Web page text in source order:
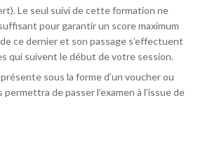
Le seul suivi de cette formation ne
pour garantir un score maximum
ce dernier et son passage s’effectuent
qui suivent le début de votre session.
sous la forme d’un voucher ou
de passer l’examen à l’issue de